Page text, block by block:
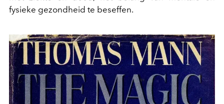
fysieke gezondheid te beseffen.